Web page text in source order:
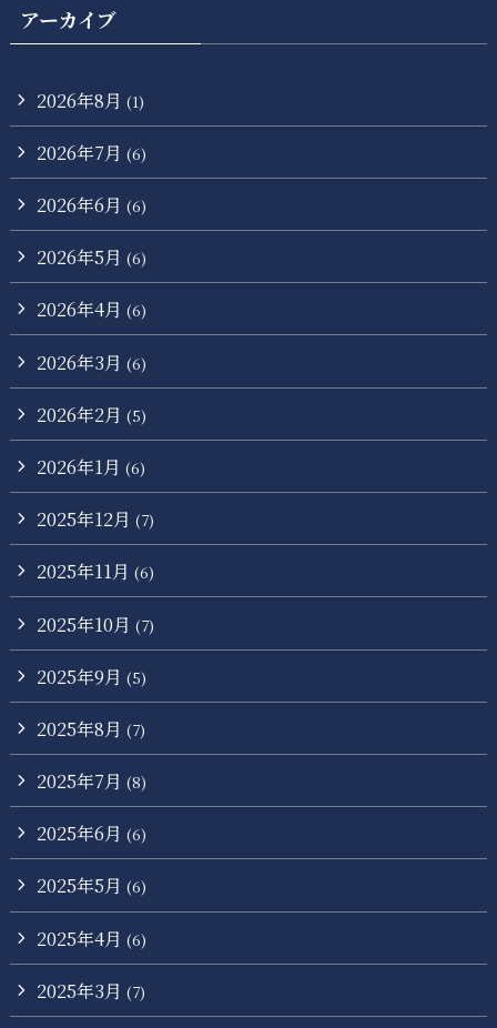
アーカイブ
2026年8月 (1)
2026年7月 (6)
2026年6月 (6)
2026年5月 (6)
2026年4月 (6)
2026年3月 (6)
2026年2月 (5)
2026年1月 (6)
2025年12月 (7)
2025年11月 (6)
2025年10月 (7)
2025年9月 (5)
2025年8月 (7)
2025年7月 (8)
2025年6月 (6)
2025年5月 (6)
2025年4月 (6)
2025年3月 (7)